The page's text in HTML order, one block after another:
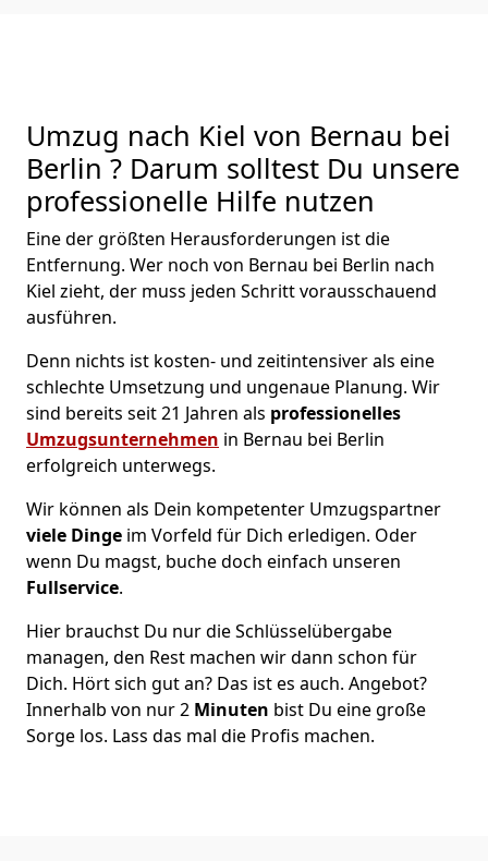
Umzug nach Kiel von Bernau bei
Berlin ? Darum solltest Du unsere
professionelle Hilfe nutzen
Eine der größten Herausforderungen ist die
Entfernung. Wer noch von Bernau bei Berlin nach
Kiel zieht, der muss jeden Schritt vorausschauend
ausführen.
Denn nichts ist kosten- und zeitintensiver als eine
schlechte Umsetzung und ungenaue Planung. Wir
sind bereits seit 21 Jahren als professionelles
Umzugsunternehmen in Bernau bei Berlin
erfolgreich unterwegs.
Wir können als Dein kompetenter Umzugspartner
viele Dinge im Vorfeld für Dich erledigen. Oder
wenn Du magst, buche doch einfach unseren
Fullservice.
Hier brauchst Du nur die Schlüsselübergabe
managen, den Rest machen wir dann schon für
Dich. Hört sich gut an? Das ist es auch. Angebot?
Innerhalb von nur 2 Minuten bist Du eine große
Sorge los. Lass das mal die Profis machen.